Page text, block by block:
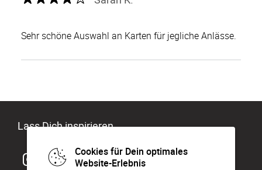
Cookies für Dein optimales
Website-Erlebnis
Sehr schöne Auswahl an Karten für jegliche Anlässe.
Lass Dich inspirieren